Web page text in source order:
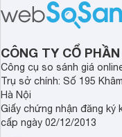
sạch cho cả gia đình.
CÔNG TY CỔ
Công cụ so sánh giá
Trụ sở chính: Số 195
Hà Nội
Giấy chứng nhận đăng ký
cấp ngày 02/12/2013